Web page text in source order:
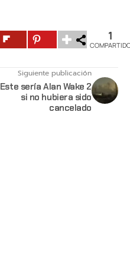
1
Siguiente publicación
Este sería Alan Wake 2
si no hubiera sido
cancelado